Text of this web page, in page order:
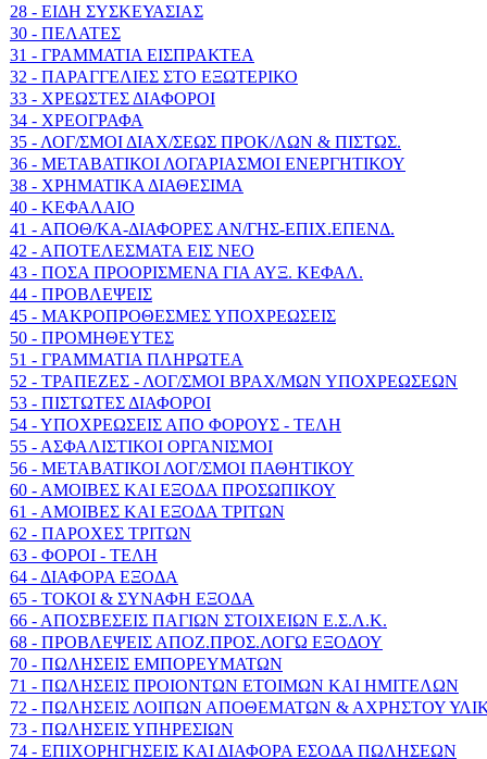
28 - ΕΙΔΗ ΣΥΣΚΕΥΑΣΙΑΣ
30 - ΠΕΛΑΤΕΣ
31 - ΓΡΑΜΜΑΤΙΑ ΕΙΣΠΡΑΚΤΕΑ
32 - ΠΑΡΑΓΓΕΛΙΕΣ ΣΤΟ ΕΞΩΤΕΡΙΚΟ
33 - ΧΡΕΩΣΤΕΣ ΔΙΑΦΟΡΟΙ
34 - ΧΡΕΟΓΡΑΦΑ
35 - ΛΟΓ/ΣΜΟΙ ΔΙΑΧ/ΣΕΩΣ ΠΡΟΚ/ΛΩΝ & ΠΙΣΤΩΣ.
36 - ΜΕΤΑΒΑΤΙΚΟΙ ΛΟΓΑΡΙΑΣΜΟΙ ΕΝΕΡΓΗΤΙΚΟΥ
38 - ΧΡΗΜΑΤΙΚΑ ΔΙΑΘΕΣΙΜΑ
40 - ΚΕΦΑΛΑΙΟ
41 - ΑΠΟΘ/ΚΑ-ΔΙΑΦΟΡΕΣ ΑΝ/ΓΗΣ-ΕΠΙΧ.ΕΠΕΝΔ.
42 - ΑΠΟΤΕΛΕΣΜΑΤΑ ΕΙΣ ΝΕΟ
43 - ΠΟΣΑ ΠΡΟΟΡΙΣΜΕΝΑ ΓΙΑ ΑΥΞ. ΚΕΦΑΛ.
44 - ΠΡΟΒΛΕΨΕΙΣ
45 - ΜΑΚΡΟΠΡΟΘΕΣΜΕΣ ΥΠΟΧΡΕΩΣΕΙΣ
50 - ΠΡΟΜΗΘΕΥΤΕΣ
51 - ΓΡΑΜΜΑΤΙΑ ΠΛΗΡΩΤΕΑ
52 - ΤΡΑΠΕΖΕΣ - ΛΟΓ/ΣΜΟΙ ΒΡΑΧ/ΜΩΝ ΥΠΟΧΡΕΩΣΕΩΝ
53 - ΠΙΣΤΩΤΕΣ ΔΙΑΦΟΡΟΙ
54 - ΥΠΟΧΡΕΩΣΕΙΣ ΑΠΟ ΦΟΡΟΥΣ - ΤΕΛΗ
55 - ΑΣΦΑΛΙΣΤΙΚΟΙ ΟΡΓΑΝΙΣΜΟΙ
56 - ΜΕΤΑΒΑΤΙΚΟΙ ΛΟΓ/ΣΜΟΙ ΠΑΘΗΤΙΚΟΥ
60 - ΑΜΟΙΒΕΣ ΚΑΙ ΕΞΟΔΑ ΠΡΟΣΩΠΙΚΟΥ
61 - ΑΜΟΙΒΕΣ ΚΑΙ ΕΞΟΔΑ ΤΡΙΤΩΝ
62 - ΠΑΡΟΧΕΣ ΤΡΙΤΩΝ
63 - ΦΟΡΟΙ - ΤΕΛΗ
64 - ΔΙΑΦΟΡΑ ΕΞΟΔΑ
65 - ΤΟΚΟΙ & ΣΥΝΑΦΗ ΕΞΟΔΑ
66 - ΑΠΟΣΒΕΣΕΙΣ ΠΑΓΙΩΝ ΣΤΟΙΧΕΙΩΝ Ε.Σ.Λ.Κ.
68 - ΠΡΟΒΛΕΨΕΙΣ ΑΠΟΖ.ΠΡΟΣ.ΛΟΓΩ ΕΞΟΔΟΥ
70 - ΠΩΛΗΣΕΙΣ ΕΜΠΟΡΕΥΜΑΤΩΝ
71 - ΠΩΛΗΣΕΙΣ ΠΡΟΙΟΝΤΩΝ ΕΤΟΙΜΩΝ ΚΑΙ ΗΜΙΤΕΛΩΝ
72 - ΠΩΛΗΣΕΙΣ ΛΟΙΠΩΝ ΑΠΟΘΕΜΑΤΩΝ & ΑΧΡΗΣΤΟΥ
73 - ΠΩΛΗΣΕΙΣ ΥΠΗΡΕΣΙΩΝ
74 - ΕΠΙΧΟΡΗΓΗΣΕΙΣ ΚΑΙ ΔΙΑΦΟΡΑ ΕΣΟΔΑ ΠΩΛΗΣΕΩΝ